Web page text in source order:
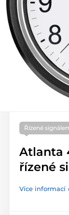
Řízené
Atlanta
řízené
Více informací ›